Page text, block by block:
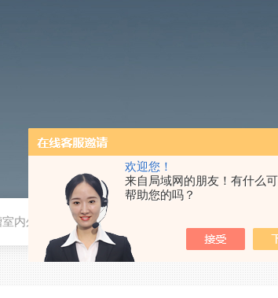
欢迎您！
来自局域网的朋友！有什么
帮助您的吗？
内外通用